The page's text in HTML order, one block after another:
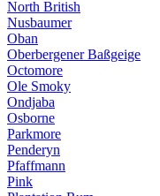
North British
Nusbaumer
Oban
Oberbergener Baßgeige
Octomore
Ole Smoky
Ondjaba
Osborne
Parkmore
Penderyn
Pfaffmann
Pink